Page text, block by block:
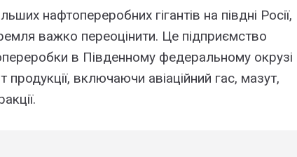
нафтопереробних гігантів на півдні Росії,
важко переоцінити. Це підприємство
в Південному федеральному окрузі
включаючи авіаційний гас, мазут,